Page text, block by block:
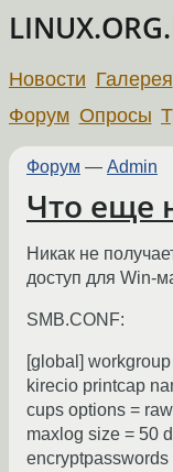
Новости Галерея
Форум Опросы
Форум — Admin
Что еще
Никак не
доступ для Win-
SMB.CONF:
[global]
kirecio printcap
cups options =
maxlog size = 50